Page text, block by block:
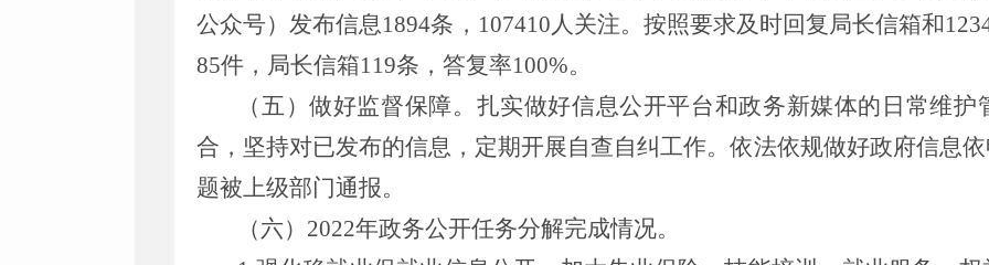
公众号）发布信息1894条，107410人关注。按照要求及时回复局长信箱和
85件，局长信箱119条，答复率100%。
（五）做好监督保障。扎实做好信息公开平台和政务新媒体的日常维
合，坚持对已发布的信息，定期开展自查自纠工作。依法依规做好政府信息
题被上级部门通报。
（六）2022年政务公开任务分解完成情况。